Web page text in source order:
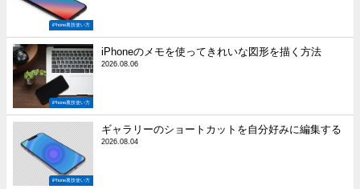
iPhone裏技使い方
iPhone裏技使い方
iPhoneのメモを使ってきれいな図形を描く方法
2026.08.06
iPhone裏技使い方
ギャラリーのショートカットを自分好みに編集する
2026.08.04